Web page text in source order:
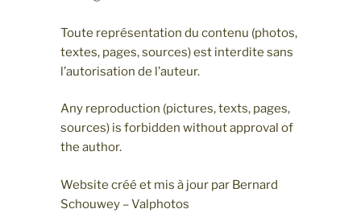
Toute représentation du contenu (photos,
textes, pages, sources) est interdite sans
l’autorisation de l’auteur.
Any reproduction (pictures, texts, pages,
sources) is forbidden without approval of
the author.
Website créé et mis à jour par Bernard
Schouwey – Valphotos